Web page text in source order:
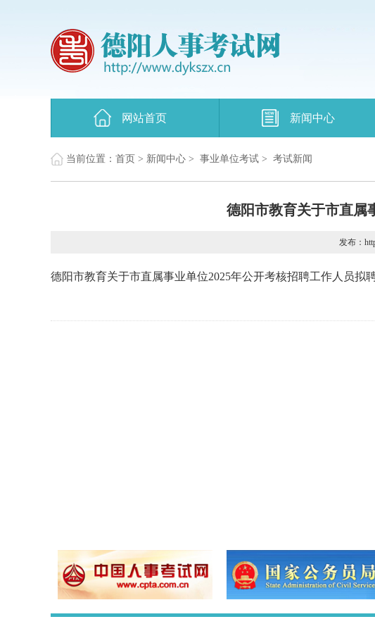
网站首页 新闻中心
当前位置： 首页 > 新闻中心 > 事业单位考试 > 考试新闻
德阳市教育关于市直属
发布：
德阳市教育关于市直属事业单位2025年公开考核招聘工作人员拟